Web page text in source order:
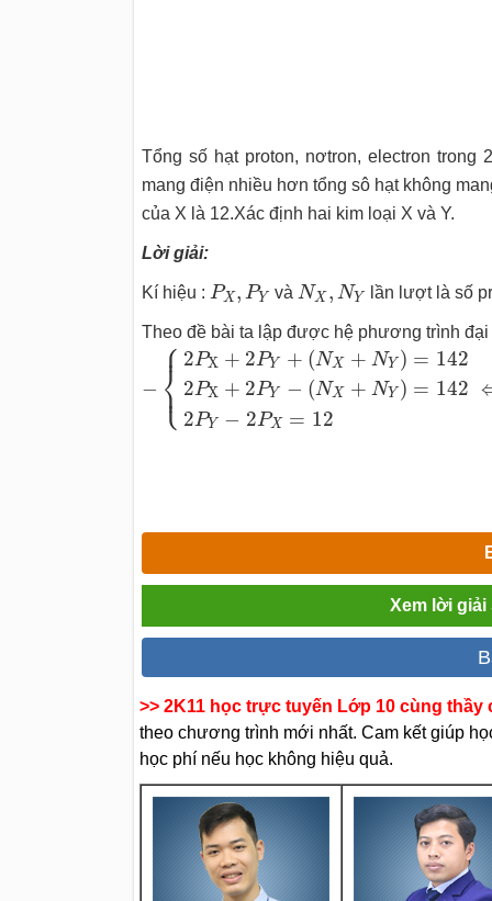
Tổng số hạt proton, nơtron, electron
mang điện nhiều hơn tổng sô hạt không
của X là 12.Xác định hai kim loại X và Y.
Lời giải:
Kí hiệu : PX, PY
PX PY và NX , NY
NX NY lần lượt là số
Theo đề bài ta lập được hệ phương trình đại
− ⎧
⎪
⎨
⎪
⎩
2PX + 2PY + (NX + NY ) = 142
2PX + 2PY − (NX + NY ) = 142
2PY − 2PX = 12
2PX+ P Y+(N X +NY )= 142 2 P X+ 2P Y
Xem lời giải
>> 2K11 học trực tuyến Lớp 10 cùng thầy
theo chương trình mới nhất. Cam kết giúp
học phí nếu học không hiệu quả.